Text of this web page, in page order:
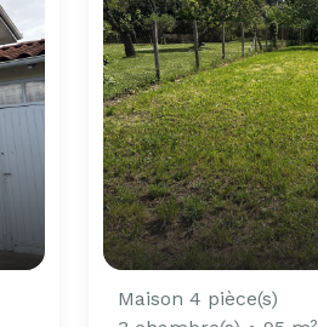
Maison 4 pièce(s)